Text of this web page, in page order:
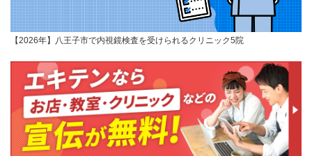
【2026年】八王子市で内視鏡検査を受けられるクリニック5院